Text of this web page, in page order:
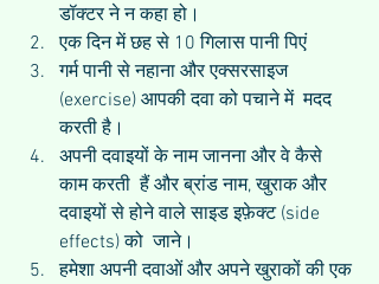
डॉक्टर ने न कहा हो।
एक दिन में छह से 10 गिलास पानी पिएं
गर्म पानी से नहाना और एक्सरसाइज
(exercise) आपकी दवा को पचाने में  मदद
करती है।
अपनी दवाइयों के नाम जानना और वे कैसे
काम करती  हैं और ब्रांड नाम, खुराक और
दवाइयों से होने वाले साइड इफ़ेक्ट (side
effects) को  जाने।
हमेशा अपनी दवाओं और अपने खुराकों की एक